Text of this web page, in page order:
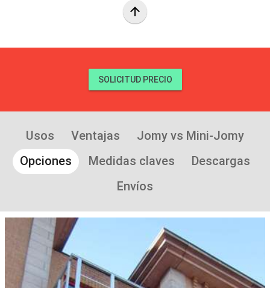
arrow_upward
SOLICITUD PRECIO
Usos Ventajas
Jomy vs Mini-Jomy
Opciones
Medidas claves
Descargas
Envíos